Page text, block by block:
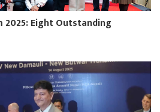
2025: Eight Outstanding